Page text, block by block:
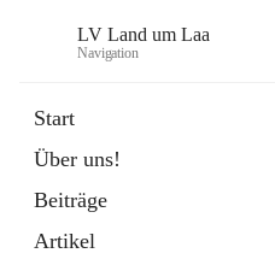
LV Land um Laa
Navigation
Start
Über uns!
Beiträge
Artikel
Externe Webseite
in
Tab